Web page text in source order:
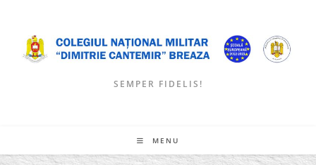
content
SEMPER FIDELIS!
MENU